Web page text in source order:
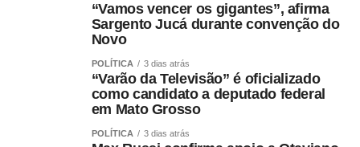
“Vamos vencer os gigantes”, afirma
Sargento Jucá durante convenção do
Novo
POLÍTICA 3 dias atrás
“Varão da Televisão” é oficializado
como candidato a deputado federal
em Mato Grosso
POLÍTICA 3 dias atrás